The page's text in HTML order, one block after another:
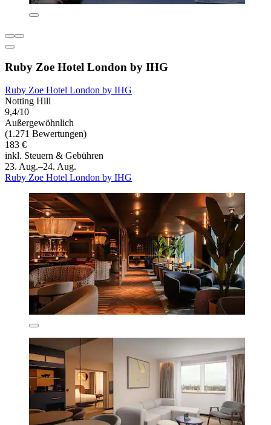
Ruby Zoe Hotel London by IHG
Ruby Zoe Hotel London by IHG
Notting Hill
9,4/10
Außergewöhnlich
(1.271 Bewertungen)
183 €
inkl. Steuern & Gebühren
23. Aug.–24. Aug.
Ruby Zoe Hotel London by IHG